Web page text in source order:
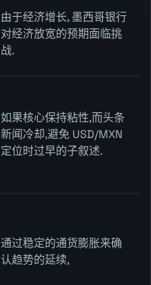
由于经济增长, 墨西哥银行
对经济放宽的预期面临挑
战.
如果核心保持粘性,而头条
新闻冷却,避免 USD/MXN
定位时过早的子叙述.
通过稳定的通货膨胀来确
认趋势的延续,